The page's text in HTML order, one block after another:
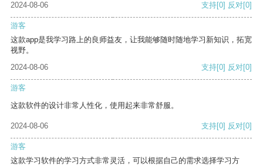
2024-08-06 支持[0] 反对[0]
游客
这款app是我学习路上的良师益友，让我能够随时随地学习新知识，拓宽
视野。
2024-08-06
支持[0] 反对[0]
游客
这款软件的设计非常人性化，使用起来非常舒服。
2024-08-06 支持[0] 反对[0]
游客
这款学习软件的学习方式非常灵活，可以根据自己的需求选择学习方